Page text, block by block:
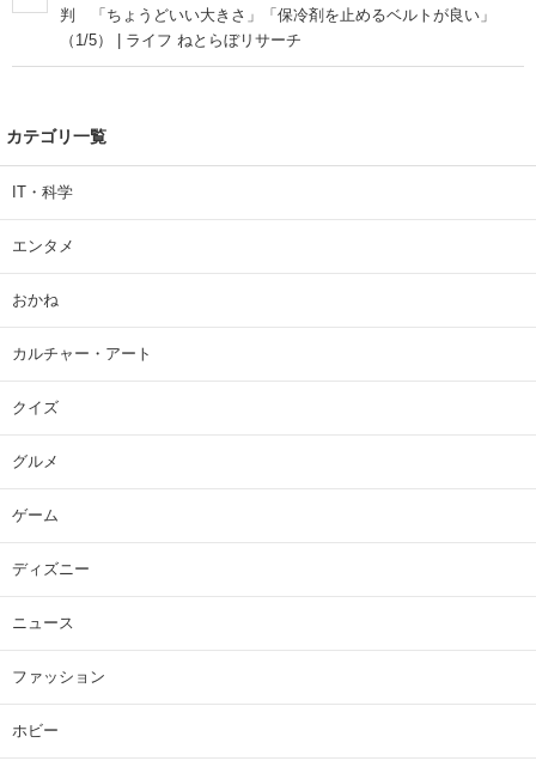
判 「ちょうどいい大きさ」「保冷剤を止めるベルトが良い」
（1/5） | ライフ ねとらぼリサーチ
カテゴリ一覧
IT・科学
エンタメ
おかね
カルチャー・アート
クイズ
グルメ
ゲーム
ディズニー
ニュース
ファッション
ホビー